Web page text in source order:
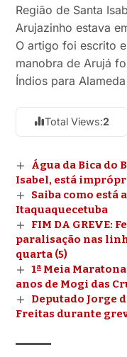
Região de Santa
Arujazinho estava
O artigo foi escrito
manobra de Arujá
Índios para
Total Views:2
Água da Bica do
Isabel, está
Saiba como está
Itaquaquecetuba
FIM DA GREVE:
paralisação nas
quarta (5)
1ª Meia
anos de Mogi das
Deputado Jorge
Freitas durante